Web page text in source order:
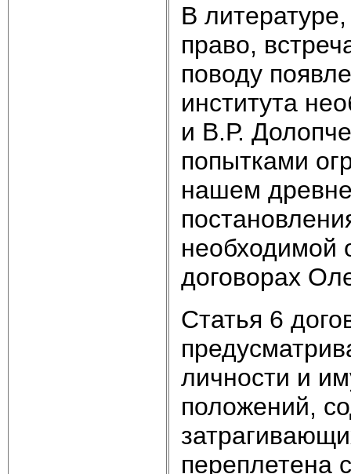
В
право,
поводу
института
и В.Р.
попытками
нашем
необходимой
договорах
Статья 6
личности и
положений,
переплетена